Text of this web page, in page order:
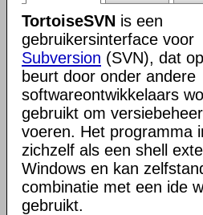
TortoiseSVN is een
gebruikersinterface voor
Subversion (SVN), dat
beurt door onder andere
softwareontwikkelaars
gebruikt om
voeren. Het programma
zichzelf als een shell
Windows en kan
combinatie met een ide
gebruikt.